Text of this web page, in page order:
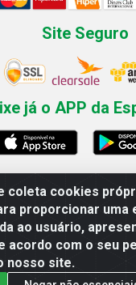
coleta cookies
proporcionar uma
ao usuário,
acordo com o seu
nosso site.
Site Seguro
já o APP da
Nordeste - Rua Professor
- Recife / PE CEP:
03.666.136/0001-23